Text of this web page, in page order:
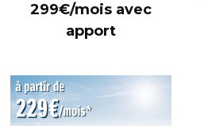
299€/mois avec
apport